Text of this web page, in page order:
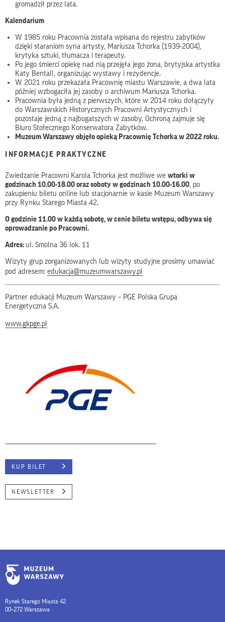
gromadził przez lata.
Kalendarium
W 1985 roku Pracownia została wpisana do rejestru zabytków
dzięki staraniom syna artysty, Mariusza Tchorka (1939-2004),
krytyka sztuki, tłumacza i terapeuty.
Po jego śmierci opiekę nad nią przejęła jego żona, brytyjska artystka
Katy Bentall, organizując wystawy i rezydencje.
W 2021 roku przekazała Pracownię miastu Warszawie, a dwa lata
później wzbogaciła jej zasoby o archiwum Mariusza Tchorka.
Pracownia była jedną z pierwszych, które w 2014 roku dołączyły
do Warszawskich Historycznych Pracowni Artystycznych i
pozostaje jedną z najbogatszych w zasoby. Ochroną zajmuje się
Biuro Stołecznego Konserwatora Zabytków.
Muzeum Warszawy objęło opieką Pracownię Tchorka w 2022 roku.
INFORMACJE PRAKTYCZNE
Zwiedzanie Pracowni Karola Tchorka jest możliwe we wtorki w
godzinach 10.00-18.00 oraz soboty w godzinach 10.00-16.00, po
zakupieniu biletu online lub stacjonarnie w kasie Muzeum Warszawy
przy Rynku Starego Miasta 42.
O godzinie 11.00 w każdą sobotę, w cenie biletu wstępu, odbywa się
oprowadzanie po Pracowni.
Adres: ul. Smolna 36 lok. 11
Wizyty grup zorganizowanych lub wizyty studyjne prosimy umawiać
pod adresem: edukacja@muzeumwarszawy.pl
Partner edukacji Muzeum Warszawy – PGE Polska Grupa
Energetyczna S.A.
www.gkpge.pl
KUP BILET
NEWSLETTER
Rynek Starego Miasta 42
00–272 Warszawa